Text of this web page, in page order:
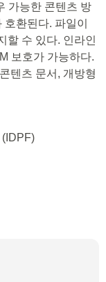
가능한 콘텐츠 방
환된다. 파일이
할 수 있다. 인라인
보호가 가능하다.
텐츠 문서, 개방형